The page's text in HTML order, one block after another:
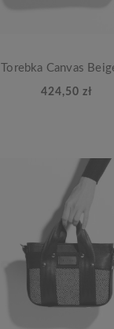
Torebka Canvas
424,50 zł